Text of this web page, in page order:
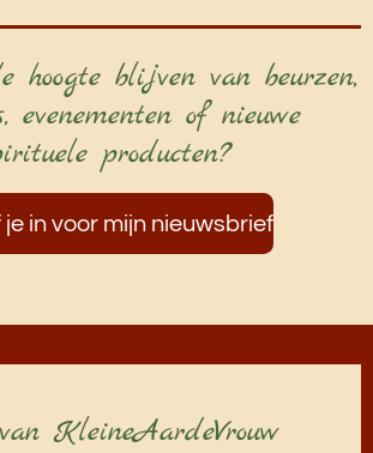
blijven van beurzen,
evenementen of nieuwe
producten?
je in voor mijn nieuwsbrief
KleineAardeVrouw